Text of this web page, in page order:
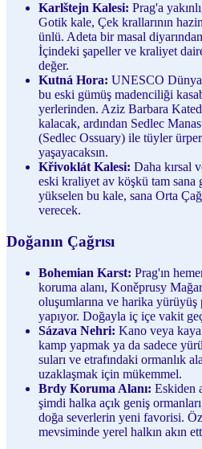
Karlštejn Kalesi: Prag'a
Gotik kale, Çek krallarının
ünlü. Adeta bir masal
İçindeki şapeller ve kraliyet
değer.
Kutná Hora: UNESCO Dünya
bu eski gümüş madenciliği
yerlerinden. Aziz Barbara
kalacak, ardından Sedlec
(Sedlec Ossuary) ile tüyler
yaşayacaksın.
Křivoklát Kalesi: Daha kırsal
eski kraliyet av köşkü tam sana
yükselen bu kale, sana Orta
verecek.
Doğanın Çağrısı
Bohemian Karst: Prag'ın
koruma alanı, Koněprusy
oluşumlarına ve harika yürüyüş
yapıyor. Doğayla iç içe vakit
Sázava Nehri: Kano veya
kamp yapmak ya da sadece
suları ve etrafındaki ormanlık
uzaklaşmak için mükemmel.
Brdy Koruma Alanı: Eskiden
şimdi halka açık geniş
doğa severlerin yeni favorisi.
mevsiminde yerel halkın akın